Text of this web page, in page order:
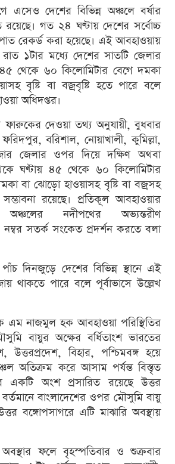
এসেও দেশের বিভিন্ন অঞ্চলে বর্ষার
রয়েছে। গত ২৪ ঘণ্টায় দেশের সর্বোচ্চ
রেকর্ড করা হয়েছে। এই আবহাওয়ায়
১টার মধ্যে দেশের সাতটি জেলার
থেকে ৬০ কিলোমিটার বেগে দমকা
বৃষ্টি বা বজ্রবৃষ্টি হতে পারে বলে
অধিদপ্তর।
দেওয়া তথ্য অনুযায়ী, বুধবার
বরিশাল, নোয়াখালী, কুমিল্লা,
জেলার ওপর দিয়ে দক্ষিণ অথবা
ঘণ্টায় ৪৫ থেকে ৬০ কিলোমিটার
বা ঝোড়ো হাওয়াসহ বৃষ্টি বা বজ্রসহ
রয়েছে। প্রতিকূল আবহাওয়ার
নদীপথের অভ্যন্তরীণ
সতর্ক সংকেত প্রদর্শন করতে বলা
দিনজুড়ে দেশের বিভিন্ন স্থানে এই
থাকতে পারে বলে পূর্বাভাসে উল্লেখ
এম নাজমুল হক আবহাওয়া পরিস্থিতির
বায়ুর অক্ষের বর্ধিতাংশ ভারতের
উত্তরপ্রদেশ, বিহার, পশ্চিমবঙ্গ হয়ে
অতিক্রম করে আসাম পর্যন্ত বিস্তৃত
অংশ প্রসারিত রয়েছে উত্তর
বর্তমানে বাংলাদেশের ওপর মৌসুমি বায়ু
বঙ্গোপসাগরে এটি মাঝারি অবস্থায়
ফলে বৃহস্পতিবার ও শুক্রবার